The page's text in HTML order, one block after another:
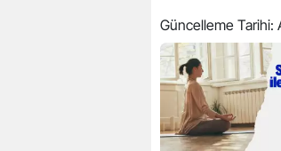
Güncelleme Tarihi: